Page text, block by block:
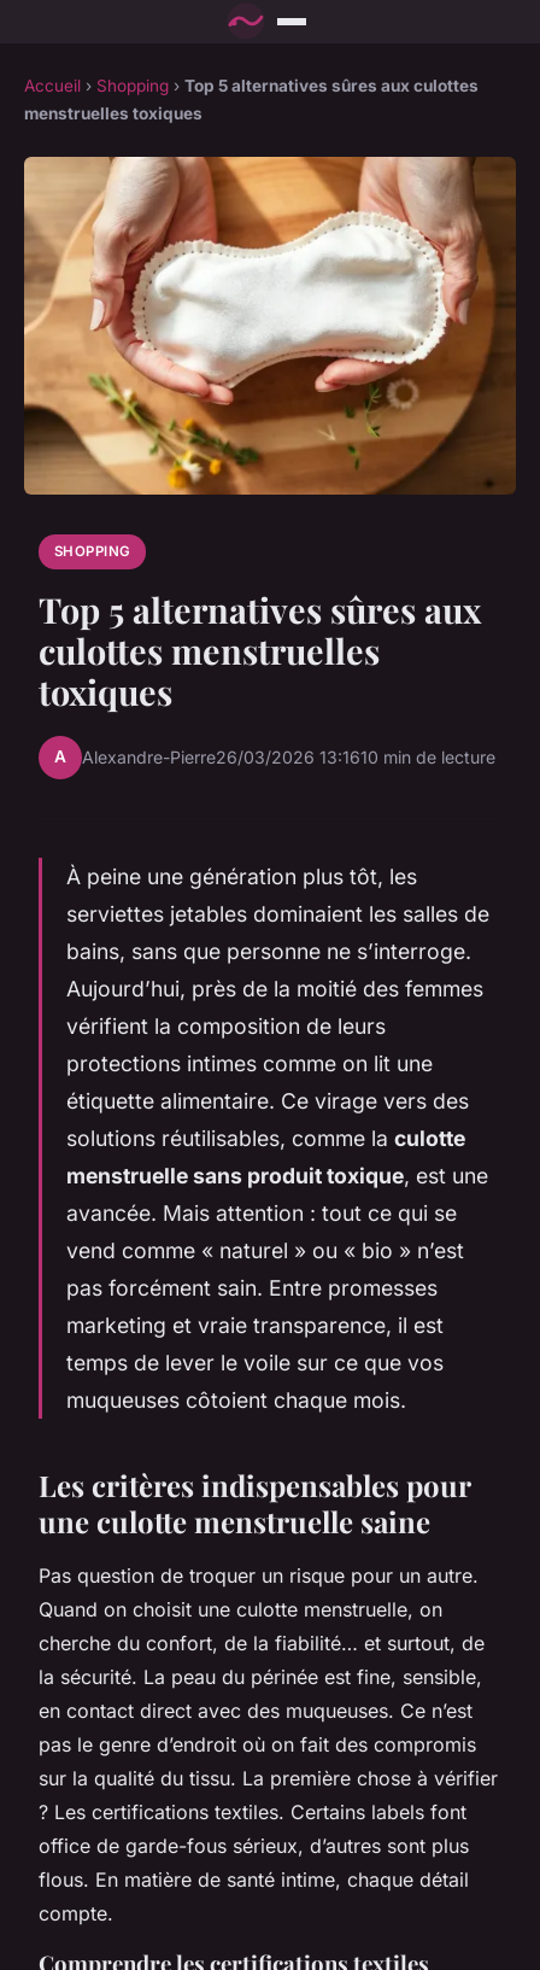
Accueil › Shopping › Top 5 alternatives sûres aux culottes
menstruelles toxiques
SHOPPING
Top 5 alternatives sûres aux
culottes menstruelles
toxiques
A Alexandre-Pierre26/03/2026 13:1610 min de lecture
À peine une génération plus tôt, les
serviettes jetables dominaient les salles de
bains, sans que personne ne s’interroge.
Aujourd’hui, près de la moitié des femmes
vérifient la composition de leurs
protections intimes comme on lit une
étiquette alimentaire. Ce virage vers des
solutions réutilisables, comme la culotte
menstruelle sans produit toxique, est une
avancée. Mais attention : tout ce qui se
vend comme « naturel » ou « bio » n’est
pas forcément sain. Entre promesses
marketing et vraie transparence, il est
temps de lever le voile sur ce que vos
muqueuses côtoient chaque mois.
Les critères indispensables pour
une culotte menstruelle saine
Pas question de troquer un risque pour un autre.
Quand on choisit une culotte menstruelle, on
cherche du confort, de la fiabilité… et surtout, de
la sécurité. La peau du périnée est fine, sensible,
en contact direct avec des muqueuses. Ce n’est
pas le genre d’endroit où on fait des compromis
sur la qualité du tissu. La première chose à vérifier
? Les certifications textiles. Certains labels font
office de garde-fous sérieux, d’autres sont plus
flous. En matière de santé intime, chaque détail
compte.
Comprendre les certifications textiles